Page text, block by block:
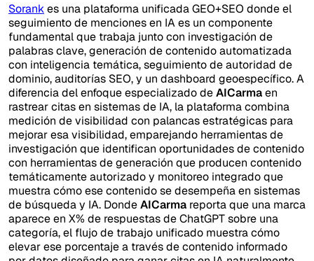
Sorankes una plataforma unificada GEO+SEO donde el
seguimiento de menciones en IA es un componente
fundamental que trabaja junto con investigación de
palabras clave, generación de contenido automatizada
con inteligencia temática, seguimiento de autoridad de
dominio, auditorías SEO, y un dashboard geoespecífico. A
diferencia del enfoque especializado deAICarmaen
rastrear citas en sistemas de IA, la plataforma combina
medición de visibilidad con palancas estratégicas para
mejorar esa visibilidad, emparejando herramientas de
investigación que identifican oportunidades de contenido
con herramientas de generación que producen contenido
temáticamente autorizado y monitoreo integrado que
muestra cómo ese contenido se desempeña en sistemas
de búsqueda y IA. DondeAICarma reporta que una marca
aparece en X% de respuestas de ChatGPT sobre una
categoría, el flujo de trabajo unificado muestra cómo
elevar ese porcentaje a través de contenido informado